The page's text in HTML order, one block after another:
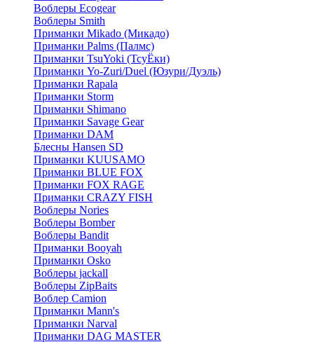
Воблеры Ecogear
Воблеры Smith
Приманки Mikado (Микадо)
Приманки Palms (Палмс)
Приманки TsuYoki (ТсуЁки)
Приманки Yo-Zuri/Duel (Юзури/Дуэль)
Приманки Rapala
Приманки Storm
Приманки Shimano
Приманки Savage Gear
Приманки DAM
Блесны Hansen SD
Приманки KUUSAMO
Приманки BLUE FOX
Приманки FOX RAGE
Приманки CRAZY FISH
Воблеры Nories
Воблеры Bomber
Воблеры Bandit
Приманки Booyah
Приманки Osko
Воблеры jackall
Воблеры ZipBaits
Воблер Camion
Приманки Mann's
Приманки Narval
Приманки DAG MASTER